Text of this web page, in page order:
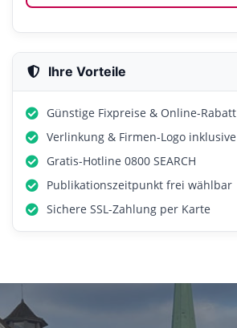
Ihre Vorteile
Günstige Fixpreise & Online-Rabatt
Verlinkung & Firmen-Logo inklusive
Gratis-Hotline 0800 SEARCH
Publikationszeitpunkt frei wählbar
Sichere SSL-Zahlung per Karte